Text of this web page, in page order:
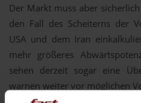
Der Markt muss aber
den Fall des Scheiterns der
USA und dem Iran
mehr größeres
sehen derzeit sogar eine
warnen weiter vor möglichen